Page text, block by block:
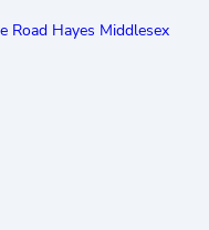
Road Hayes Middlesex